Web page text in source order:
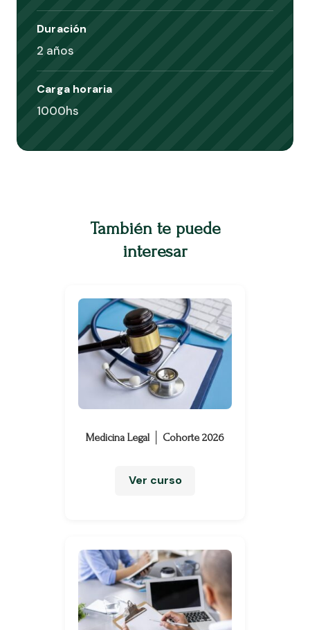
Duración
2 años
Carga horaria
1000hs
También te puede
interesar
Medicina Legal │ Cohorte 2026
Ver curso